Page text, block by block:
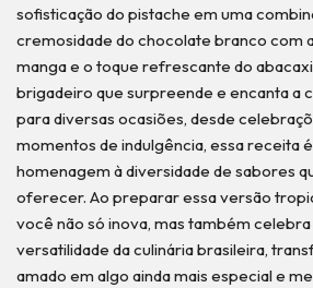
sofisticação do pistache em uma
cremosidade do chocolate branco com
manga e o toque refrescante do
brigadeiro que surpreende e encanta a
para diversas ocasiões, desde
momentos de indulgência, essa receita
homenagem à diversidade de sabores
oferecer. Ao preparar essa versão
você não só inova, mas também
versatilidade da culinária brasileira,
amado em algo ainda mais especial e